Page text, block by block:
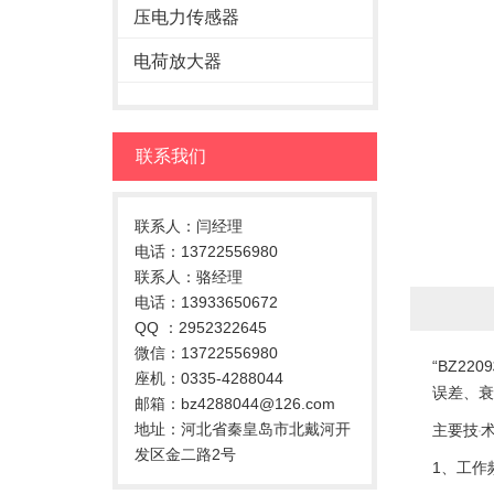
压电力传感器
电荷放大器
联系我们
联系人：闫经理
电话：13722556980
联系人：骆经理
电话：13933650672
QQ ：2952322645
微信：13722556980
座机：0335-4288044
邮箱：bz4288044@126.com
地址：河北省秦皇岛市北戴河开
发区金二路2号
误差、
主要技
1、工作